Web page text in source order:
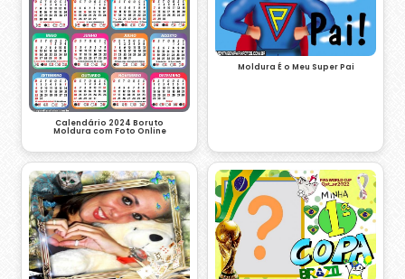
Calendário 2024 Boruto
Moldura com Foto Online
Moldura É o Meu Super Pai